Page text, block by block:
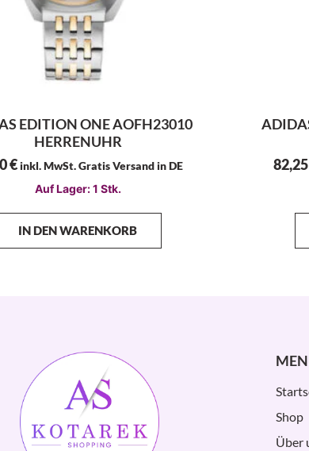
EDITION ONE AOFH23010
HERRENUHR
€inkl. MwSt. Gratis Versand in DE
Auf Lager: 1 Stk.
IN DEN WARENKORB
82,25
Shop
Über